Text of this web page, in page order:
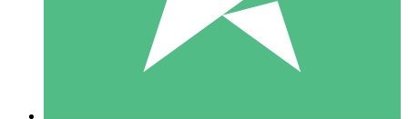
10 00